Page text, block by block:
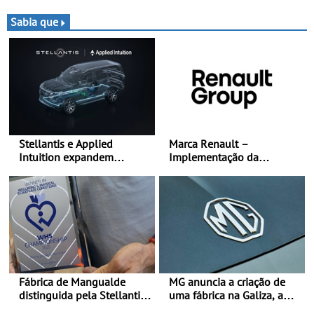
desafios na montanha
Sabia que
Stellantis e Applied
Intuition expandem
Brain - Para avançar no
software de veículos e
melhorar a experiência dos
clientes
Marca Renault –
Implementação da
combinando crescimento,
eletrificação e criação de
Fábrica de Mangualde
distinguida pela Stellantis
MG anuncia a criação de
uma fábrica na Galiza, a